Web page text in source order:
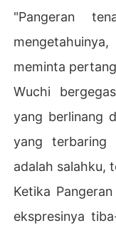
"Pangeran
meminta
Wuchi
yang berlinang
yang terbaring
adalah salahku,
Ketika
ekspresinya